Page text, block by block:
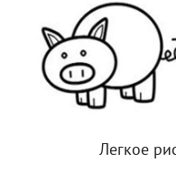
Легкое